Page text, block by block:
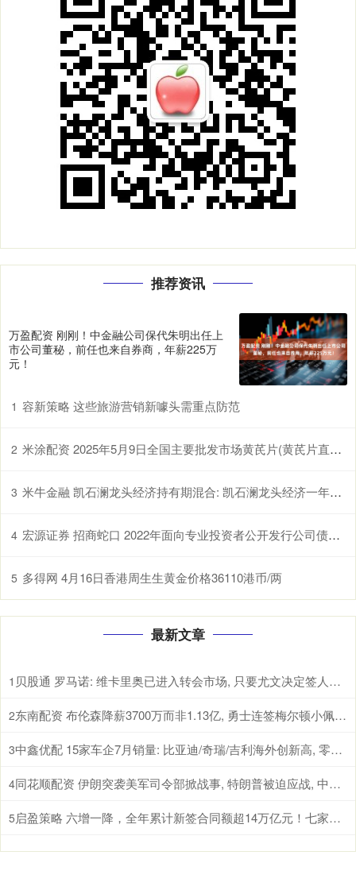
推荐资讯
万盈配资 刚刚！中金融公司保代朱明出任上
市公司董秘，前任也来自券商，年薪225万
元！
1 容新策略 这些旅游营销新噱头需重点防范
2 米涂配资 2025年5月9日全国主要批发市场黄芪片(黄芪片直径1.0-1.2cm)价格行情
3 米牛金融 凯石澜龙头经济持有期混合: 凯石澜龙头经济一年持有期混合型证券投资基金基金产品资料概要更新
4 宏源证券 招商蛇口 2022年面向专业投资者公开发行公司债券（第三期）（品种一）2025年本息兑付暨摘牌公告
5 多得网 4月16日香港周生生黄金价格36110港币/两
最新文章
1 贝股通 罗马诺: 维卡里奥已进入转会市场, 只要尤文决定签人随时可交易
2 东南配资 布伦森降薪3700万而非1.13亿, 勇士连签梅尔顿小佩顿仅剩600万
3 中鑫优配 15家车企7月销量: 比亚迪/奇瑞/吉利海外创新高, 零跑首破10万
4 同花顺配资 伊朗突袭美军司令部掀战事, 特朗普被迫应战, 中东局势走向何方?
5 启盈策略 六增一降，全年累计新签合同额超14万亿元！七家建筑央企成绩单来了